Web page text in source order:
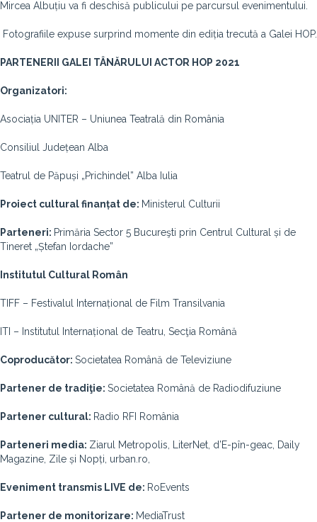
Mircea Albuțiu va fi deschisă publicului pe parcursul evenimentului.
Fotografiile expuse surprind momente din ediția trecută a Galei HOP.
PARTENERII GALEI TÂNĂRULUI ACTOR HOP 2021
Organizatori:
Asociația UNITER – Uniunea Teatrală din România
Consiliul Județean Alba
Teatrul de Păpuși „Prichindel” Alba Iulia
Proiect cultural finanțat de: Ministerul Culturii
Parteneri: Primăria Sector 5 Bucureşti prin Centrul Cultural și de
Tineret „Ștefan Iordache”
Institutul Cultural Român
TIFF – Festivalul Internațional de Film Transilvania
ITI – Institutul Internațional de Teatru, Secţia Română
Coproducător: Societatea Română de Televiziune
Partener de tradiţie: Societatea Română de Radiodifuziune
Partener cultural: Radio RFI România
Parteneri media: Ziarul Metropolis, LiterNet, d’E-pîn-geac, Daily
Magazine, Zile și Nopți, urban.ro,
Eveniment transmis LIVE de: RoEvents
Partener de monitorizare: MediaTrust